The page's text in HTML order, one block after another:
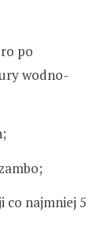
po
wodno-
co najmniej 5